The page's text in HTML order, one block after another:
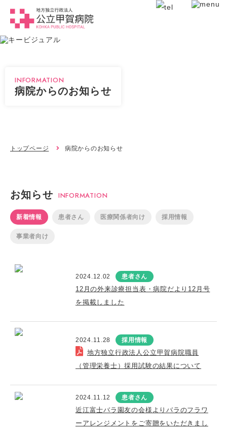
INFORMATION
病院からのお知らせ
トップページ 病院からのお知らせ
お知らせ INFORMATION
新着情報 患者さん 医療関係者向け 採用情報
事業者向け
2024.12.02 患者さん
12月の外来診療担当表・病院だより12月号
を掲載しました
2024.11.28 採用情報
地方独立行政法人公立甲賀病院職員
（管理栄養士）採用試験の結果について
2024.11.12 患者さん
近江富士バラ園友の会様よりバラのフラワ
ーアレンジメントをご寄贈をいただきまし